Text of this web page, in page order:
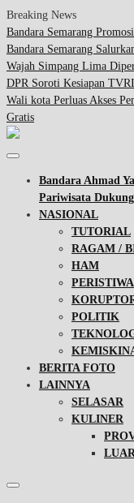
Breaking News
Bandara Semarang
Bandara Semarang
Wajah Simpang Lima
DPR Soroti Kesiapan
Wali kota Perluas Akses
Gratis
Bandara Ahmad
Pariwisata
NASIONAL
TUTORIAL
RAGAM /
HAM
PERISTIWA
POLITIK
BERITA FOTO
LAINNYA
SELASAR
KULINER